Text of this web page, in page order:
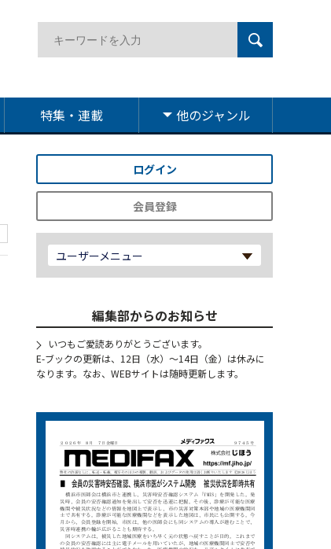
特集・連載 他のジャンル
ログイン
会員登録
ユーザーメニュー
編集部からのお知らせ
いつもご愛読ありがとうございます。
E-ブックの更新は、12日（水）～14日（金）は休みに
なります。なお、WEBサイトは随時更新します。